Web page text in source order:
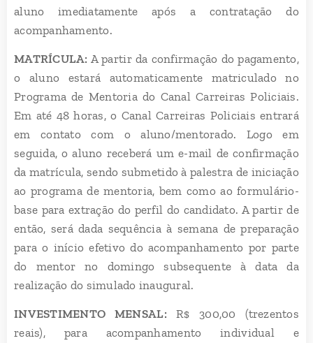
aluno imediatamente após a contratação do
acompanhamento.
MATRÍCULA: A partir da confirmação do pagamento,
o aluno estará automaticamente matriculado no
Programa de Mentoria do Canal Carreiras Policiais.
Em até 48 horas, o Canal Carreiras Policiais entrará
em contato com o aluno/mentorado. Logo em
seguida, o aluno receberá um e-mail de confirmação
da matrícula, sendo submetido à palestra de iniciação
ao programa de mentoria, bem como ao formulário-
base para extração do perfil do candidato. A partir de
então, será dada sequência à semana de preparação
para o início efetivo do acompanhamento por parte
do mentor no domingo subsequente à data da
realização do simulado inaugural.
INVESTIMENTO MENSAL: R$ 300,00 (trezentos
reais), para acompanhamento individual e